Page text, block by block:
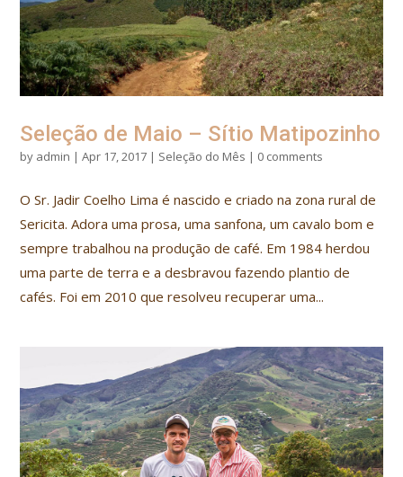
Seleção de Maio – Sítio Matipozinho
by admin |Apr 17, 2017 | Seleção do Mês | 0 comments
O Sr. Jadir Coelho Lima é nascido e criado na zona rural de
Sericita. Adora uma prosa, uma sanfona, um cavalo bom e
sempre trabalhou na produção de café. Em 1984 herdou
uma parte de terra e a desbravou fazendo plantio de
cafés. Foi em 2010 que resolveu recuperar uma...